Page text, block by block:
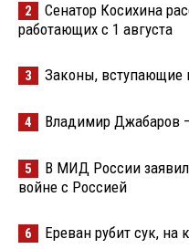
2
Сенатор Косихина
работающих с 1 августа
3 Законы, вступающие
4 Владимир Джабаров
5
В МИД России
войне с Россией
6 Ереван рубит сук, на